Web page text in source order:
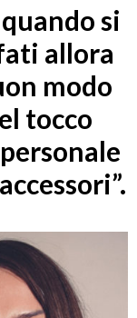
si
allora
modo
tocco